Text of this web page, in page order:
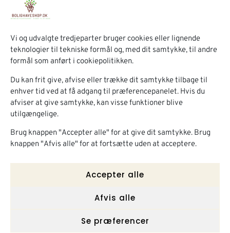
Vi og udvalgte tredjeparter bruger cookies eller lignende
teknologier til tekniske formål og, med dit samtykke, til andre
formål som anført i cookiepolitikken.
Du kan frit give, afvise eller trække dit samtykke tilbage til
enhver tid ved at få adgang til præferencepanelet. Hvis du
afviser at give samtykke, kan visse funktioner blive
utilgængelige.
Brug knappen "Accepter alle" for at give dit samtykke. Brug
knappen "Afvis alle" for at fortsætte uden at acceptere.
Accepter alle
Afvis alle
Se præferencer
kvalitetsmaterialer som robinie, eg og lærk.
info@timberrud.com
Skærbækvej 10,
Information
Om os
Kontakt
Min konto
Shop
Højbede
Kompostbeholder
Privatlivspolitik